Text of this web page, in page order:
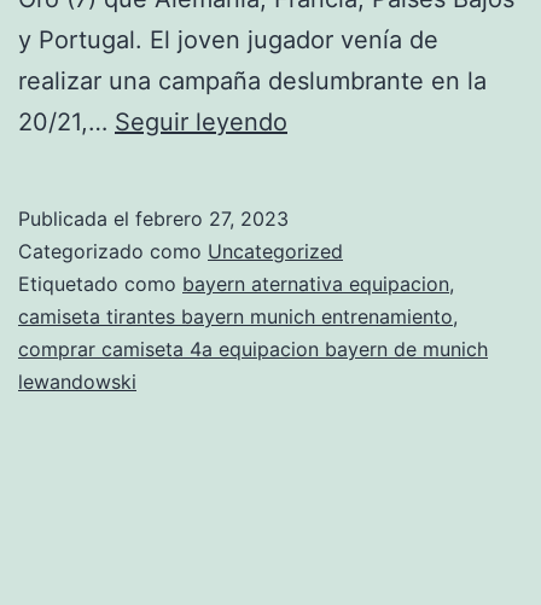
y Portugal. El joven jugador venía de
realizar una campaña deslumbrante en la
20/21,… Seguir leyendo
segunda
equipacion
2020
Publicada el febrero 27, 2023
Categorizado como Uncategorized
Etiquetado como bayern aternativa equipacion,
camiseta tirantes bayern munich entrenamiento,
comprar camiseta 4a equipacion bayern de munich
lewandowski